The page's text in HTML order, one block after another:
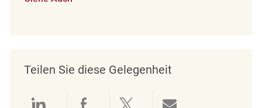
Teilen Sie diese Gelegenheit